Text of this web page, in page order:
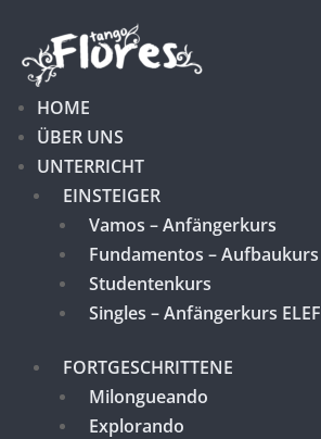
HOME
ÜBER UNS
UNTERRICHT
EINSTEIGER
Vamos – Anfängerkurs
Fundamentos – Aufbaukurs
Studentenkurs
Singles – Anfängerkurs ELEF
FORTGESCHRITTENE
Milongueando
Explorando